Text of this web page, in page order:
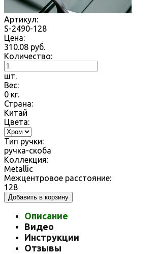
Артикул:
S-2490-128
Цена:
310.08 руб.
Количество:
шт.
Вес:
0 кг.
Страна:
Китай
Цвета:
Тип ручки:
ручка-скоба
Коллекция:
Metallic
Межцентровое расстояние:
128
Добавить в корзину
Описание
Видео
Инструкции
Отзывы